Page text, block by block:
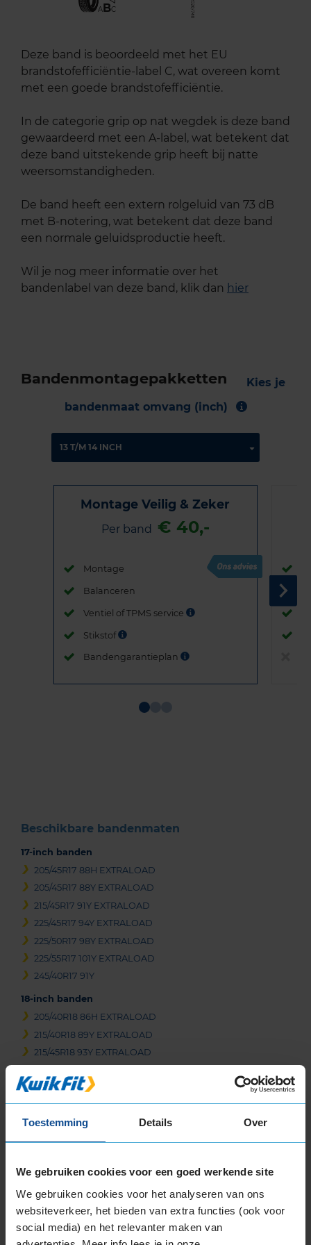
Toestemming Details Over
We gebruiken cookies voor een goed werkende site
We gebruiken cookies voor het analyseren van ons
websiteverkeer, het bieden van extra functies (ook voor
social media) en het relevanter maken van
ABC
Deze band is beoordeeld met het EU
brandstofefficiëntie-label C, wat overeen komt
met een goede brandstofefficiëntie.
In de categorie grip op nat wegdek is deze band
gewaardeerd met een A-label, wat betekent dat
deze band uitstekende grip heeft bij natte
weersomstandigheden.
De band heeft een extern rolgeluid van 73 dB
met B-notering, wat betekent dat deze band
een normale geluidsproductie heeft.
Wil je nog meer informatie over het
bandenlabel van deze band, klik dan hier
Bandenmontagepakketten
Kies je
bandenmaat omvang (inch)
Montage Veilig & Zeker
Per band € 40,-
Montage
Balanceren
Ventiel of TPMS service
Stikstof
Bandengarantieplan
Beschikbare bandenmaten
17-inch banden
205/45R17 88H EXTRALOAD
205/45R17 88Y EXTRALOAD
215/45R17 91Y EXTRALOAD
225/45R17 94Y EXTRALOAD
225/50R17 98Y EXTRALOAD
225/55R17 101Y EXTRALOAD
245/40R17 91Y
18-inch banden
205/40R18 86H EXTRALOAD
215/40R18 89Y EXTRALOAD
215/45R18 93Y EXTRALOAD
225/40R18 92Y EXTRALOAD
225/40R18 92Y EXTRALOAD
225/40R18 92Y EXTRALOAD
225/45R18 95Y EXTRALOAD
235/40R18 95Y EXTRALOAD
235/45R18 98Y EXTRALOAD
235/50R18 101Y EXTRALOAD
245/35R18 92Y EXTRALOAD